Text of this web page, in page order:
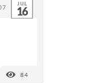
JUL
16
84